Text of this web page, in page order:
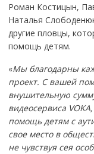
Роман Костицын,
Наталья
другие пловцы,
помощь детям.
«Мы благодарны
проект. С вашей
внушительную
видеосервиса
помощь детям с
свое место в
не чувствуя сея